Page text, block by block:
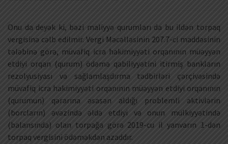
Onu da deyək ki, bəzi maliyyə qurumları da bu ildən torpaq
vergisinə cəlb edilmir. Vergi Məcəlləsinin 207.7-ci maddəsinin
tələbinə görə, müvafiq icra hakimiyyəti orqanının müəyyən
etdiyi orqan (qurum) ödəmə qabiliyyətini itirmiş bankların
rezolyusiyası və sağlamlaşdırma tədbirləri çərçivəsində
müvafiq icra hakimiyyəti orqanının müəyyən etdiyi orqanının
(qurumun) qərarına əsasən aldığı problemli aktivlərin
(borcların) əvəzində əldə etdiyi və onun mülkiyyətində
(balansında) olan torpağa görə 2019-cu il yanvarın 1-dən
torpaq vergisini ödəməkdən azaddır.